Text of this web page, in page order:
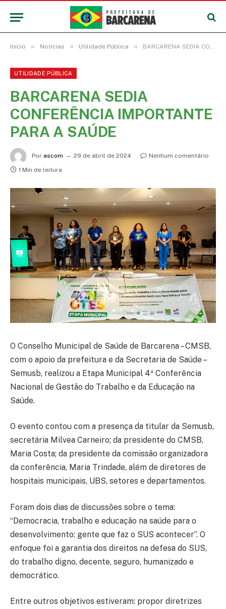
Início » Notícias » Utilidade Pública » BARCARENA SEDIA CONFERÊNCIA IMPORTANTE PARA A SAÚDE
UTILIDADE PÚBLICA
BARCARENA SEDIA
CONFERÊNCIA IMPORTANTE
PARA A SAÚDE
Por ascom 29 de abril de 2024
Nenhum comentário
1 Min de leitura
O Conselho Municipal de Saúde de Barcarena – CMSB,
com o apoio da prefeitura e da Secretaria de Saúde –
Semusb, realizou a Etapa Municipal 4ª Conferência
Nacional de Gestão do Trabalho e da Educação na
Saúde.
O evento contou com a presença da titular da Semusb,
secretária Milvea Carneiro; da presidente do CMSB,
Maria Costa; da presidente da comissão organizadora
da conferência, Maria Trindade, além de diretores de
hospitais municipais, UBS, setores e departamentos.
Foram dois dias de discussões sobre o tema:
“Democracia, trabalho e educação na saúde para o
desenvolvimento: gente que faz o SUS acontecer”. O
enfoque foi a garantia dos direitos na defesa do SUS,
do trabalho digno, decente, seguro, humanizado e
democrático.
Entre outros objetivos estiveram: propor diretrizes